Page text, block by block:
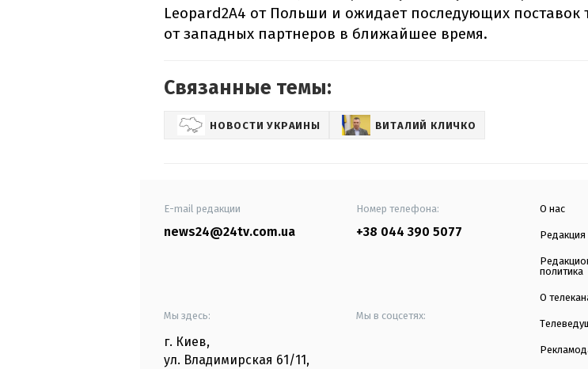
Leopard2A4 от Польши и ожидает последующих поставок
от западных партнеров в ближайшее время.
Связанные темы:
НОВОСТИ УКРАИНЫ ВИТАЛИЙ КЛИЧКО
E-mail редакции
news24@24tv.com.ua
Номер телефона:
+38 044 390 5077
Мы здесь:
г. Киев,
ул. Владимирская 61/11,
Мы в соцсетях:
О нас
Редакция
политика
О